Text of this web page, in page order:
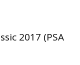
2017 (PSA